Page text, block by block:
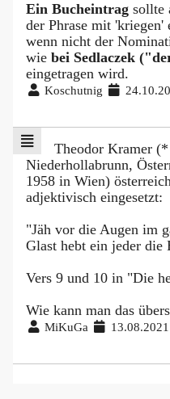
Ein Bucheintrag sollte
der Phrase mit 'kriegen'
wenn nicht der
wie bei Sedlaczek
eingetragen wird.
Koschutnig
Theodor Kramer
Niederhollabrunn,
1958 in Wien)
adjektivisch eingesetzt:
"Jäh vor die Augen im
Glast hebt ein jeder die
Vers 9 und 10 in "Die
Wie kann man das
MiKuGa 13.08.2021